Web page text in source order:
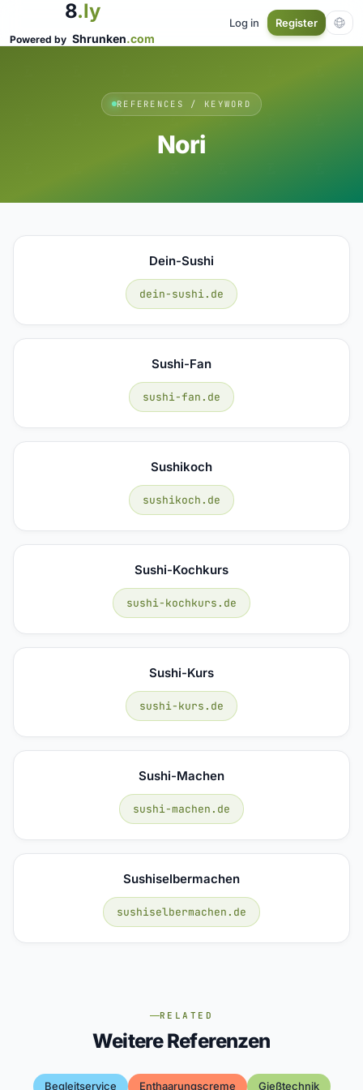
8.ly
Powered by Shrunken.com
Log in Register
REFERENCES / KEYWORD
Nori
Dein-Sushi
dein-sushi.de
Sushi-Fan
sushi-fan.de
Sushikoch
sushikoch.de
Sushi-Kochkurs
sushi-kochkurs.de
Sushi-Kurs
sushi-kurs.de
Sushi-Machen
sushi-machen.de
Sushiselbermachen
sushiselbermachen.de
RELATED
Weitere Referenzen
Begleitservice Enthaarungscreme Gießtechnik